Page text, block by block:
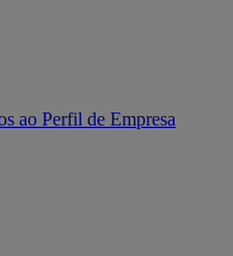
ao Perfil de Empresa